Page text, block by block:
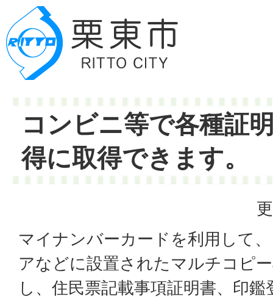
コンビニ等で各種証
得に取得できます。
マイナンバーカードを利用して
アなどに設置されたマルチコピ
し、住民票記載事項証明書、印